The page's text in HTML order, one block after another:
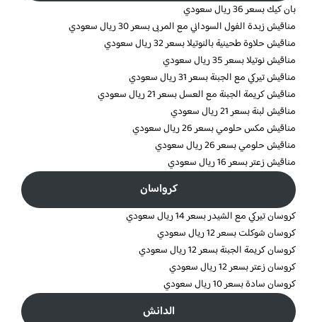
بان كيك بسعر 36 ريال سعودي
مناقيش زبدة الفول السوداني مع المربى بسعر 30 ريال سعودي
مناقيش حلاوة طحينية بالنوتيلا بسعر 32 ريال سعودي
مناقيش نوتيلا بسعر 35 ريال سعودي
مناقيش تيركي مع الجبنة بسعر 31 ريال سعودي
مناقيش كريمة الجبنة مع العسل بسعر 21 ريال سعودي
مناقيش لبنة بسعر 21 ريال سعودي
مناقيش مكس حلومي بسعر 26 ريال سعودي
مناقيش حلومي بسعر 26 ريال سعودي
مناقيش زعتر بسعر 16 ريال سعودي
كرواسان
كروسان تيركي مع الشيدر بسعر 14 ريال سعودي
كروسان شوكلت بسعر 12 ريال سعودي
كروسان كريمة الجبنة بسعر 12 ريال سعودي
كروسان زعتر بسعر 12 ريال سعودي
كروسان سادة بسعر 10 ريال سعودي
الدانش